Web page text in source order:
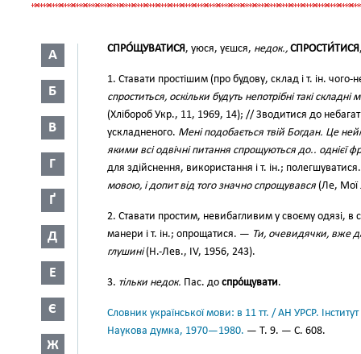
А
Б
В
Г
Ґ
Д
Е
Є
Ж
СПРО́ЩУВАТИСЯ, уюся, уєшся, недок., СПРОСТИ́ТИСЯ
1. Ставати простішим (про будову, склад і т. ін. чого-
спроститься, оскільки будуть непотрібні такі
(Хлібороб Укр., 11, 1969, 14); // Зводитися до
ускладненого. Мені подобається твій Богдан. Це
якими всі одвічні питання спрощуються до.. однієї
для здійснення, використання і т. ін.;
мовою, і допит від того значно спрощувався (Ле, Мої
2. Ставати простим, невибагливим у своєму одязі, в
манери і т. ін.; опрощатися. — Ти, очевидячки, вже
глушині(Н.-Лев., IV, 1956, 243).
3. тільки недок. Пас. до спро́щувати.
Словник української мови: в 11 тт. / АН УРСР.
Наукова думка, 1970—1980. — Т. 9. — С. 608.